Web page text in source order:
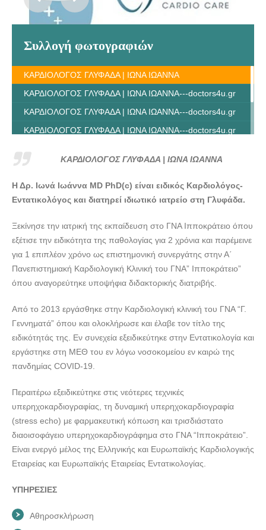
Συλλογή φωτογραφιών
ΚΑΡΔΙΟΛΟΓΟΣ ΓΛΥΦΑΔΑ | ΙΩΝΑ ΙΩΑΝΝΑ
ΚΑΡΔΙΟΛΟΓΟΣ ΓΛΥΦΑΔΑ | ΙΩΝΑ ΙΩΑΝΝΑ---doctors4u.gr
ΚΑΡΔΙΟΛΟΓΟΣ ΓΛΥΦΑΔΑ | ΙΩΝΑ ΙΩΑΝΝΑ---doctors4u.gr
ΚΑΡΔΙΟΛΟΓΟΣ ΓΛΥΦΑΔΑ | ΙΩΝΑ ΙΩΑΝΝΑ---doctors4u.gr
ΚΑΡΔΙΟΛΟΓΟΣ ΓΛΥΦΑΔΑ | ΙΩΝΑ ΙΩΑΝΝΑ---doctors4u.gr
ΚΑΡΔΙΟΛΟΓΟΣ ΓΛΥΦΑΔΑ | ΙΩΝΑ ΙΩΑΝΝΑ---doctors4u.gr
ΚΑΡΔΙΟΛΟΓΟΣ ΓΛΥΦΑΔΑ | ΙΩΝΑ ΙΩΑΝΝΑ
Η Δρ. Ιωνά Ιωάννα MD PhD(c) είναι ειδικός Καρδιολόγος-
Εντατικολόγος και διατηρεί ιδιωτικό ιατρείο στη Γλυφάδα.
Ξεκίνησε την ιατρική της εκπαίδευση στο ΓΝΑ Ιπποκράτειο όπου
εξέτισε την ειδικότητα της παθολογίας για 2 χρόνια και παρέμεινε
για 1 επιπλέον χρόνο ως επιστημονική συνεργάτης στην Α΄
Πανεπιστημιακή Καρδιολογική Κλινική του ΓΝΑ” Ιπποκράτειο”
όπου αναγορεύτηκε υποψήφια διδακτορικής διατριβής.
Από το 2013 εργάσθηκε στην Καρδιολογική κλινική του ΓΝΑ “Γ.
Γεννηματά” όπου και ολοκλήρωσε και έλαβε τον τίτλο της
ειδικότητάς της. Εν συνεχεία εξειδικεύτηκε στην Εντατικολογία και
εργάστηκε στη ΜΕΘ του εν λόγω νοσοκομείου εν καιρώ της
πανδημίας COVID-19.
Περαιτέρω εξειδικεύτηκε στις νεότερες τεχνικές
υπερηχοκαρδιογραφίας, τη δυναμική υπερηχοκαρδιογραφία
(stress echo) με φαρμακευτική κόπωση και τρισδιάστατο
διαοισοφάγειο υπερηχοκαρδιογράφημα στο ΓΝΑ “Ιπποκράτειο”.
Είναι ενεργό μέλος της Ελληνικής και Ευρωπαϊκής Καρδιολογικής
Εταιρείας και Ευρωπαϊκής Εταιρείας Εντατικολογίας.
ΥΠΗΡΕΣΙΕΣ
Αθηροσκλήρωση